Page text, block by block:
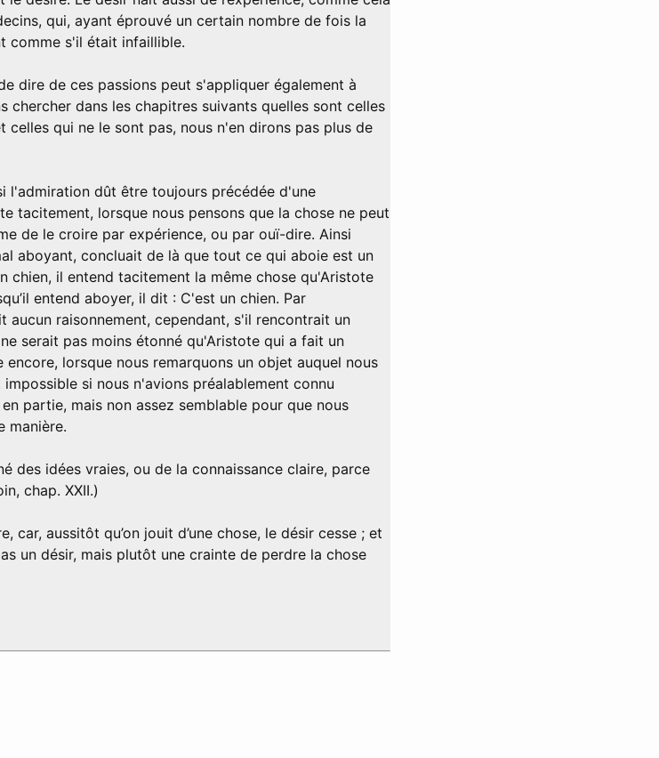
qui, ayant éprouvé un certain nombre de fois la
comme s'il était infaillible.
dire de ces passions peut s'appliquer également à
chercher dans les chapitres suivants quelles sont celles
celles qui ne le sont pas, nous n'en dirons pas plus de
l'admiration dût être toujours précédée d'une
tacitement, lorsque nous pensons que la chose ne peut
de le croire par expérience, ou par ouï-dire. Ainsi
aboyant, concluait de là que tout ce qui aboie est un
chien, il entend tacitement la même chose qu'Aristote
entend aboyer, il dit : C'est un chien. Par
raisonnement, cependant, s'il rencontrait un
serait pas moins étonné qu'Aristote qui a fait un
lorsque nous remarquons un objet auquel nous
si nous n'avions préalablement connu
partie, mais non assez semblable pour que nous
manière.
des idées vraies, ou de la connaissance claire, parce
chap. XXII.)
car, aussitôt qu’on jouit d’une chose, le désir cesse ; et
un désir, mais plutôt une crainte de perdre la chose